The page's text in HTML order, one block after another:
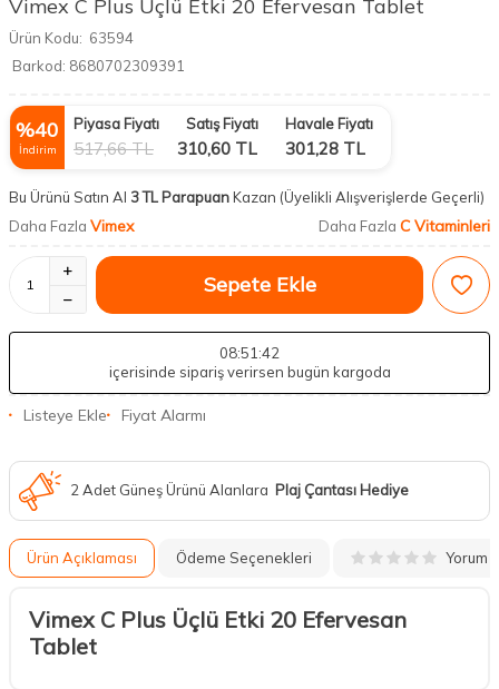
Vimex C Plus Üçlü Etki 20 Efervesan Tablet
Ürün Kodu: 63594
Barkod: 8680702309391
%40
İndirim
Piyasa Fiyatı
517,66TL
Satış Fiyatı
310,60 TL
Havale Fiyatı
301,28 TL
Bu Ürünü Satın Al 3 TL ParapuanKazan (Üyelikli Alışverişlerde Geçerli)
Daha Fazla Vimex Daha Fazla C Vitaminleri
Sepete Ekle
08:51 :41
içerisinde sipariş verirsen bugün kargoda
Listeye Ekle Fiyat Alarmı
2 Adet Güneş Ürünü Alanlara Plaj Çantası Hediye
Ürün Açıklaması Ödeme Seçenekleri Yorum
Vimex C Plus Üçlü Etki 20 Efervesan
Tablet